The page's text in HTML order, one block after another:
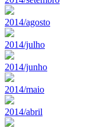
2014/agosto
2014/julho
2014/junho
2014/maio
2014/abril